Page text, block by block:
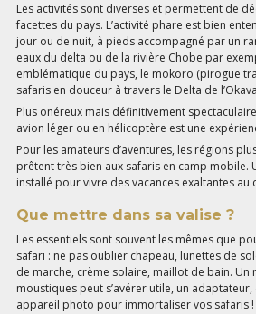
Les activités sont diverses et permettent de
facettes du pays. L’activité phare est bien
jour ou de nuit, à pieds accompagné par un
eaux du delta ou de la rivière Chobe par
emblématique du pays, le mokoro (pirogue
safaris en douceur à travers le Delta de
Plus onéreux mais définitivement
avion léger ou en hélicoptère est une
Pour les amateurs d’aventures, les régions
prêtent très bien aux safaris en camp mobile.
installé pour vivre des vacances exaltantes
Que mettre dans sa valise ?
Les essentiels sont souvent les mêmes que
safari : ne pas oublier chapeau, lunettes de
de marche, crème solaire, maillot de bain. Un
moustiques peut s’avérer utile, un
appareil photo pour immortaliser vos safaris !